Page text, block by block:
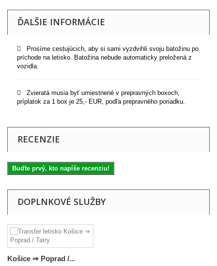
ĎALŠIE INFORMÁCIE
Prosíme cestujúcich, aby si sami vyzdvihli svoju batožinu po
príchode na letisko. Batožina nebude automaticky preložená z
vozidla.
Zvieratá musia byť umiestnené v prepravných boxoch,
príplatok za 1 box je 25,- EUR, podľa prepravného poriadku.
RECENZIE
Buďte prvý, kto napíše recenziu!
DOPLNKOVÉ SLUŽBY
Košice ⇒ Poprad /...